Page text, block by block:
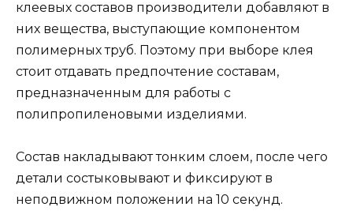
клеевых составов производители добавляют в
них вещества, выступающие компонентом
полимерных труб. Поэтому при выборе клея
стоит отдавать предпочтение составам,
предназначенным для работы с
полипропиленовыми изделиями.
Состав накладывают тонким слоем, после чего
детали состыковывают и фиксируют в
неподвижном положении на 10 секунд.